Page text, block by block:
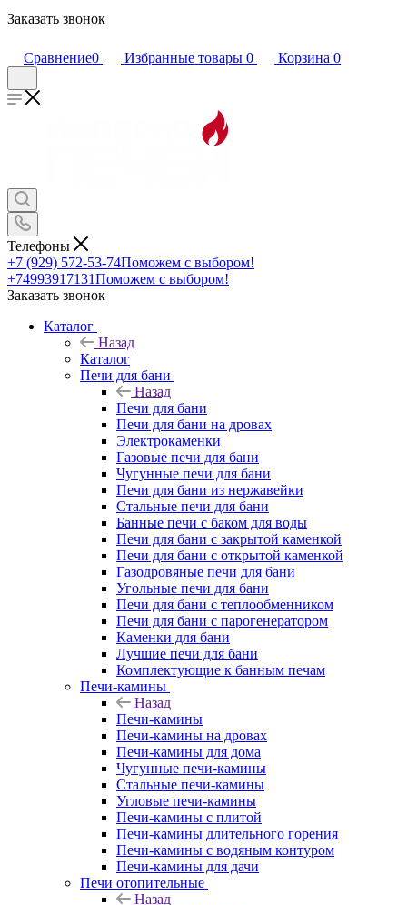
Заказать звонок
Сравнение0 Избранные товары 0 Корзина 0
Телефоны
+7 (929) 572-53-74Поможем с выбором!
+74993917131Поможем с выбором!
Заказать звонок
Каталог
Назад
Каталог
Печи для бани
Назад
Печи для бани
Печи для бани на дровах
Электрокаменки
Газовые печи для бани
Чугунные печи для бани
Печи для бани из нержавейки
Стальные печи для бани
Банные печи с баком для воды
Печи для бани с закрытой каменкой
Печи для бани с открытой каменкой
Газодровяные печи для бани
Угольные печи для бани
Печи для бани с теплообменником
Печи для бани с парогенератором
Каменки для бани
Лучшие печи для бани
Комплектующие к банным печам
Печи-камины
Назад
Печи-камины
Печи-камины на дровах
Печи-камины для дома
Чугунные печи-камины
Стальные печи-камины
Угловые печи-камины
Печи-камины с плитой
Печи-камины длительного горения
Печи-камины с водяным контуром
Печи-камины для дачи
Печи отопительные
Назад